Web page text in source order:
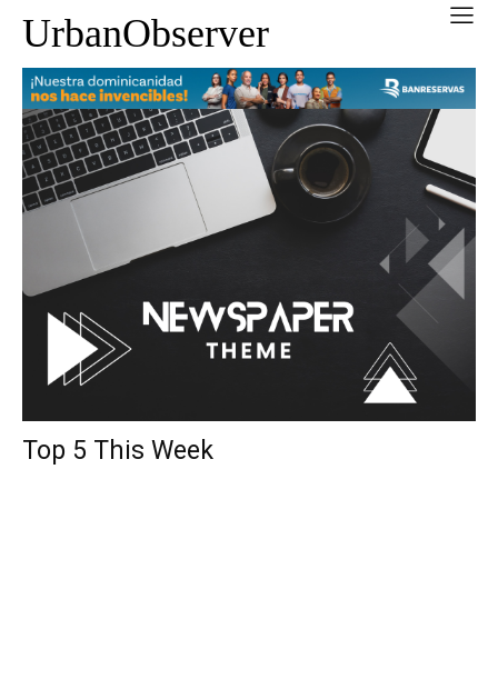
UrbanObserver
Top 5 This Week